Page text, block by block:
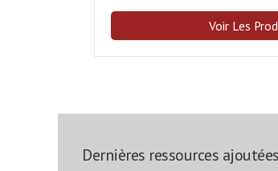
Voir Les
Dernières ressources ajoutées